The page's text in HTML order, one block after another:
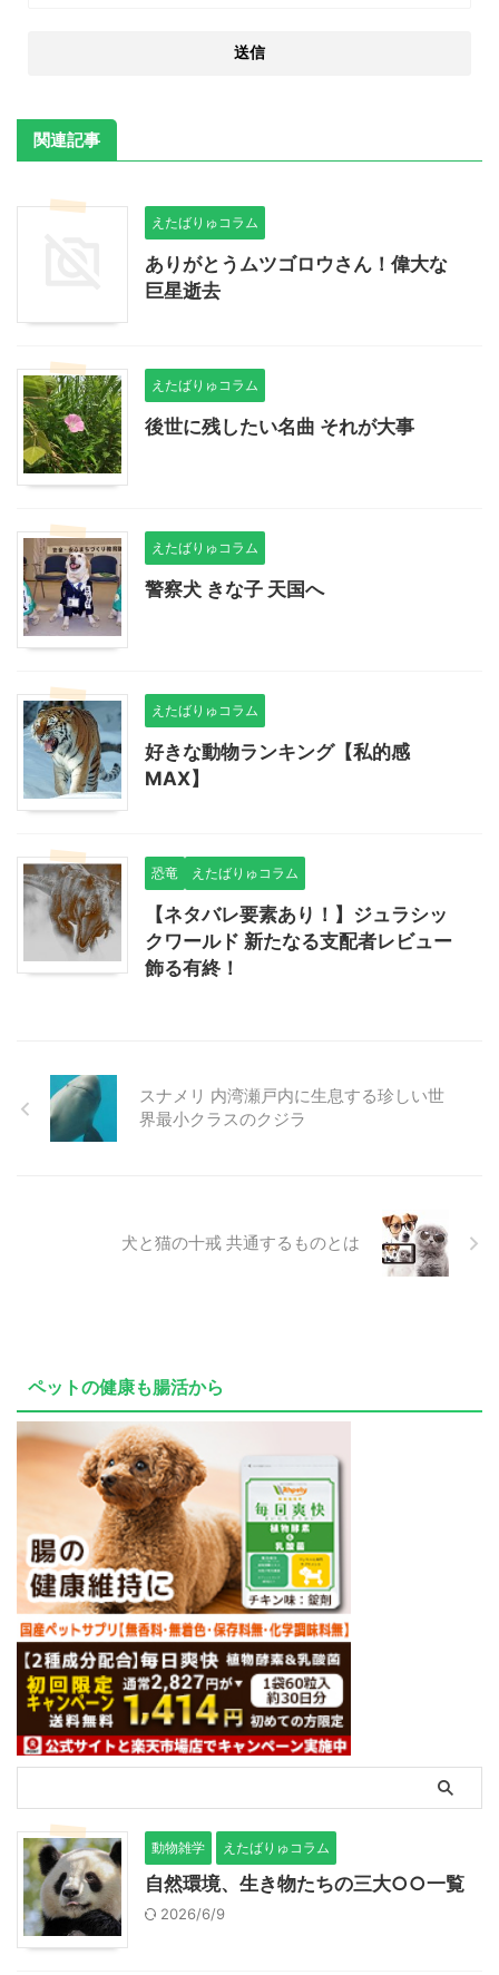
関連記事
えたばりゅコラム
ありがとうムツゴロウさん！偉大な
巨星逝去
えたばりゅコラム
後世に残したい名曲 それが大事
えたばりゅコラム
警察犬 きな子 天国へ
えたばりゅコラム
好きな動物ランキング【私的感
MAX】
恐竜 えたばりゅコラム
【ネタバレ要素あり！】ジュラシッ
クワールド 新たなる支配者レビュー
飾る有終！
スナメリ 内湾瀬戸内に生息する珍しい世
界最小クラスのクジラ
犬と猫の十戒 共通するものとは
ペットの健康も腸活から
動物雑学 えたばりゅコラム
自然環境、生き物たちの三大○○一覧
2026/6/9